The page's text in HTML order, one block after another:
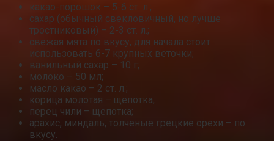
какао-порошок – 5-6 ст. л.;
сахар (обычный свекловичный, но лучше
тростниковый) – 2-3 ст. л.;
свежая мята по вкусу, для начала стоит
использовать 6-7 крупных веточки;
ванильный сахар – 10 г;
молоко – 50 мл;
масло какао – 2 ст. л.;
корица молотая – щепотка;
перец чили – щепотка;
арахис, миндаль, толченые грецкие орехи – по
вкусу.